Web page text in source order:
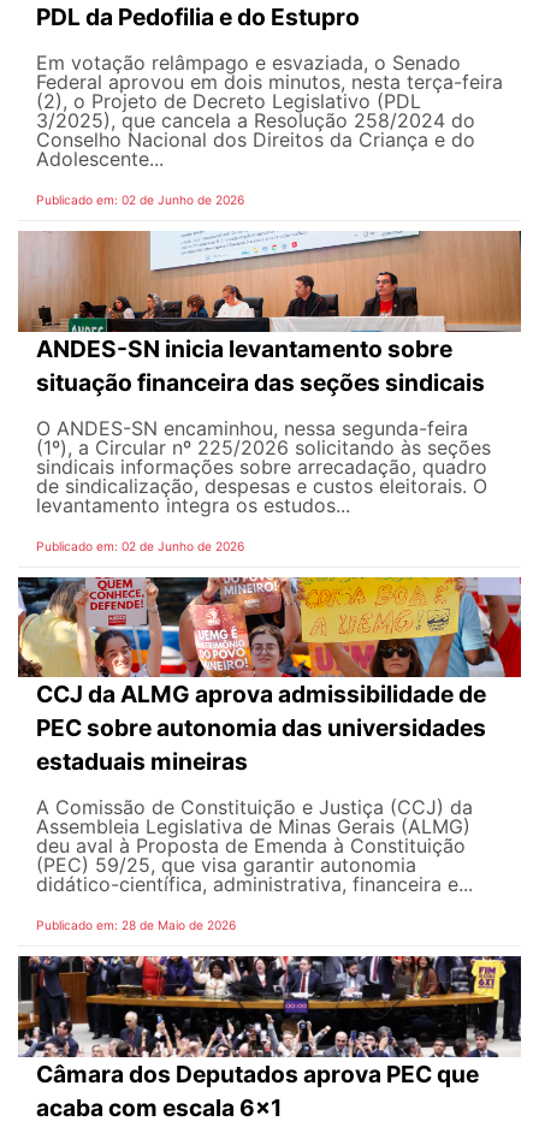
PDL da Pedofilia e do Estupro
Em votação relâmpago e esvaziada, o Senado
Federal aprovou em dois minutos, nesta terça-feira
(2), o Projeto de Decreto Legislativo (PDL
3/2025), que cancela a Resolução 258/2024 do
Conselho Nacional dos Direitos da Criança e do
Adolescente...
Publicado em: 02 de Junho de 2026
ANDES-SN inicia levantamento sobre
situação financeira das seções sindicais
O ANDES-SN encaminhou, nessa segunda-feira
(1º), a Circular nº 225/2026 solicitando às seções
sindicais informações sobre arrecadação, quadro
de sindicalização, despesas e custos eleitorais. O
levantamento integra os estudos...
Publicado em: 02 de Junho de 2026
CCJ da ALMG aprova admissibilidade de
PEC sobre autonomia das universidades
estaduais mineiras
A Comissão de Constituição e Justiça (CCJ) da
Assembleia Legislativa de Minas Gerais (ALMG)
deu aval à Proposta de Emenda à Constituição
(PEC) 59/25, que visa garantir autonomia
didático-científica, administrativa, financeira e...
Publicado em: 28 de Maio de 2026
Câmara dos Deputados aprova PEC que
acaba com escala 6x1